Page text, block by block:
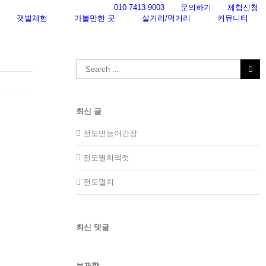
010-7413-9003 문의하기
체험신청
갯벌체험
가볼만한 곳 살거리/먹거리 커뮤니티
Search
for:
최신 글
전도만능어간장
전도멸치액젓
전도멸치
최신 댓글